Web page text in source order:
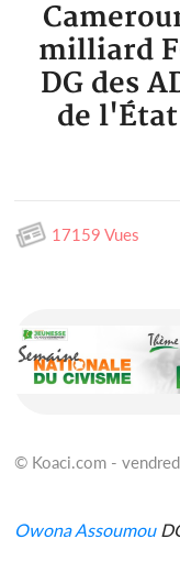
milliard
DG des
de
17159 Vues
© Koaci.com -
Owona Assoumou